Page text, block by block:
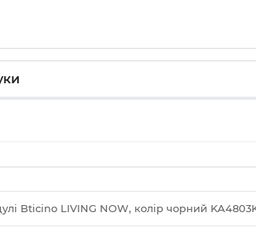
Bticino LIVING NOW, колір чорний